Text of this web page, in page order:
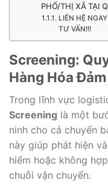
PHỐ/THỊ XÃ TẠI
LIÊN HỆ
TƯ VẤN!!!
Screening:
Hàng Hóa
Trong lĩnh vực
Screening là một
ninh cho cả chuyến
này giúp phát hiện
hiểm hoặc không
chuỗi vận chuyển.